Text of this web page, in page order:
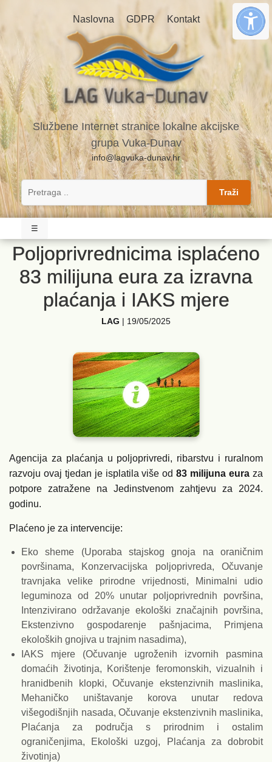
Naslovna GDPR Kontakt
Službene Internet stranice lokalne akcijske
grupa Vuka-Dunav
info@lagvuka-dunav.hr
Traži
☰
Poljoprivrednicima isplaćeno
83 milijuna eura za izravna
plaćanja i IAKS mjere
LAG | 19/05/2025
Agencija za plaćanja u poljoprivredi, ribarstvu i ruralnom
razvoju ovaj tjedan je isplatila više od 83 milijuna eura za
potpore zatražene na Jedinstvenom zahtjevu za 2024.
godinu.
Plaćeno je za intervencije:
Eko sheme (Uporaba stajskog gnoja na oraničnim
površinama, Konzervacijska poljoprivreda, Očuvanje
travnjaka velike prirodne vrijednosti, Minimalni udio
leguminoza od 20% unutar poljoprivrednih površina,
Intenzivirano održavanje ekološki značajnih površina,
Ekstenzivno gospodarenje pašnjacima, Primjena
ekoloških gnojiva u trajnim nasadima),
IAKS mjere (Očuvanje ugroženih izvornih pasmina
domaćih životinja, Korištenje feromonskih, vizualnih i
hranidbenih klopki, Očuvanje ekstenzivnih maslinika,
Mehaničko uništavanje korova unutar redova
višegodišnjih nasada, Očuvanje ekstenzivnih maslinika,
Plaćanja za područja s prirodnim i ostalim
ograničenjima, Ekološki uzgoj, Plaćanja za dobrobit
životinja)